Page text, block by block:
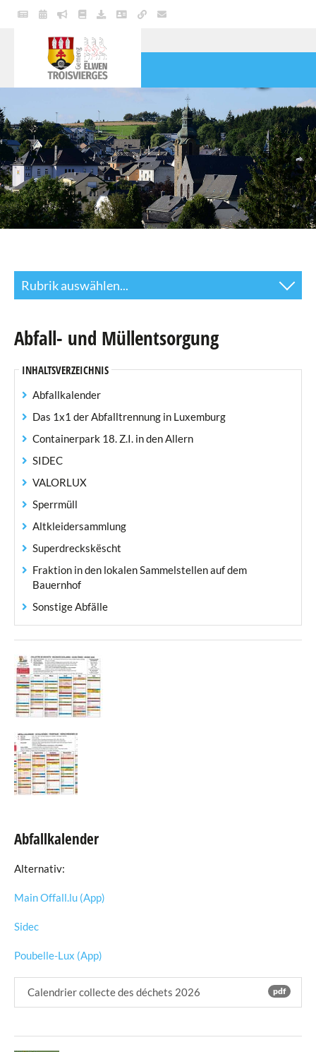
GEMEINDE
DIENSTE
LEBEN
Rubrik auswählen...
Gemeindesteuern
Gemeindeverordnungen
Schulbildung
Privat Internat
Kindertagesstätte
Kinder und Jugendliche
Mobilität
Klimaschutz und Nachhaltigkeit
Abfall- und Müllentsorgung
INHALTSVERZEICHNIS
Abfallkalender
Das 1x1 der Abfalltrennung in Luxemburg
Containerpark 18. Z.I. in den Allern
SIDEC
VALORLUX
Sperrmüll
Altkleidersammlung
Superdreckskëscht
Fraktion in den lokalen Sammelstellen auf dem
Bauernhof
Sonstige Abfälle
Abfallkalender
Alternativ:
Main Offall.lu (App)
Sidec
Poubelle-Lux (App)
pdf
Calendrier collecte des déchets 2026